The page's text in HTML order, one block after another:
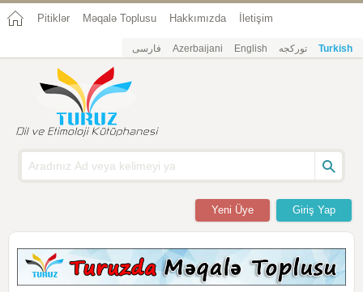
Pitiklər Məqalə Toplusu Hakkımızda İletişim
فارسی Azerbaijani English تورکجه Turkish
Giriş Yap
Yeni Üye